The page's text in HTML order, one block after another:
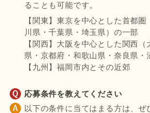
ることも可能です。
【関東】東京を中心とした首都圏
川県・千葉県・埼玉県）の一部
【関西】大阪を中心とした関西（
県・京都府・和歌山県・奈良県・
【九州】福岡市内とその近郊
応募条件を教えてください
以下の条件に当てはまる方は、ぜ